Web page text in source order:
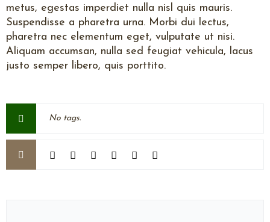
metus, egestas imperdiet nulla nisl quis mauris.
Suspendisse a pharetra urna. Morbi dui lectus,
pharetra nec elementum eget, vulputate ut nisi.
Aliquam accumsan, nulla sed feugiat vehicula, lacus
justo semper libero, quis porttito.
No tags.